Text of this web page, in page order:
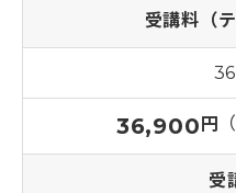
受講料（
36,900 円
受